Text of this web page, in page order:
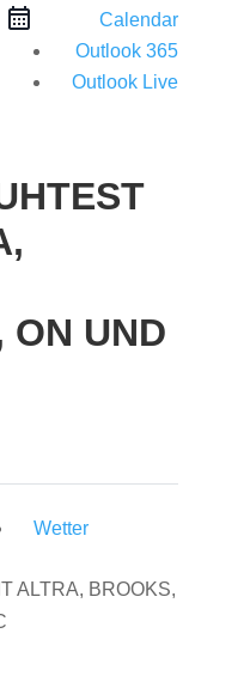
Calendar
Outlook 365
Outlook Live
ON UND
Wetter